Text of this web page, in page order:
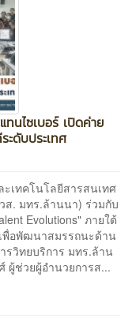
นไซเบอร์ เปิดค่าย
ะดับประเทศ
เทคโนโลยีสารสนเทศ
ส. มทร.ล้านนา) ร่วมกับ
Evolutions" ภายใต้
พื่อพัฒนาสมรรถนะด้าน
รวิทยบริการ มทร.ล้าน
ผู้ช่วยผู้อำนวยการส...